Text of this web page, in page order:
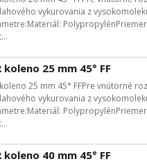
vykurovania z
koleno 25 mm 45° FF
koleno 25 mm 45° FFPre vnútorné
vykurovania z
koleno 40 mm 45° FF